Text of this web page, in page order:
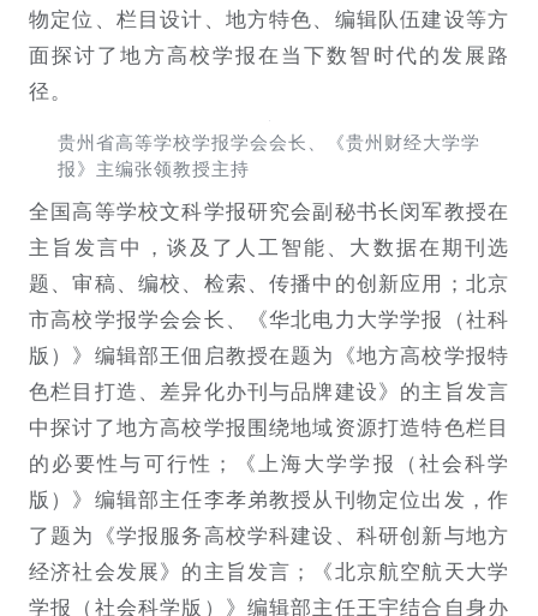
物定位、栏目设计、地方特色、编辑队伍建设等方
面探讨了地方高校学报在当下数智时代的发展路
径。
贵州省高等学校学报学会会长、《贵州财经大学学
报》主编张领教授主持
全国高等学校文科学报研究会副秘书长闵军教授在
主旨发言中，谈及了人工智能、大数据在期刊选
题、审稿、编校、检索、传播中的创新应用；北京
市高校学报学会会长、《华北电力大学学报（社科
版）》编辑部王佃启教授在题为《地方高校学报特
色栏目打造、差异化办刊与品牌建设》的主旨发言
中探讨了地方高校学报围绕地域资源打造特色栏目
的必要性与可行性；《上海大学学报（社会科学
版）》编辑部主任李孝弟教授从刊物定位出发，作
了题为《学报服务高校学科建设、科研创新与地方
经济社会发展》的主旨发言；《北京航空航天大学
学报（社会科学版）》编辑部主任王宇结合自身办